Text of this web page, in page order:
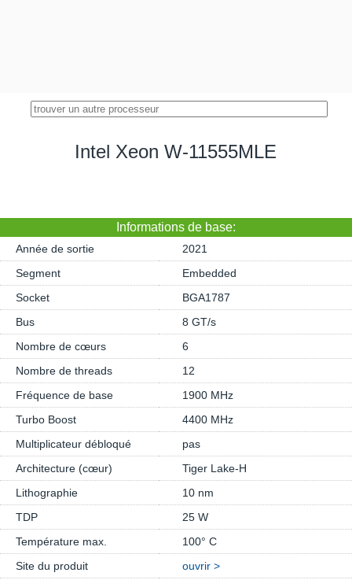
Intel Xeon W-11555MLE
Informations de base:
Année de sortie
2021
Segment
Embedded
Socket
BGA1787
Bus
8 GT/s
Nombre de cœurs
6
Nombre de threads
12
Fréquence de base
1900 MHz
Turbo Boost
4400 MHz
Multiplicateur débloqué
pas
Architecture (cœur)
Tiger Lake-H
Lithographie
10 nm
TDP
25 W
Température max.
100° C
Site du produit
ouvrir >